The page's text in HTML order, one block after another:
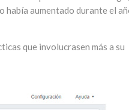
había aumentado durante el
que involucrasen más a su